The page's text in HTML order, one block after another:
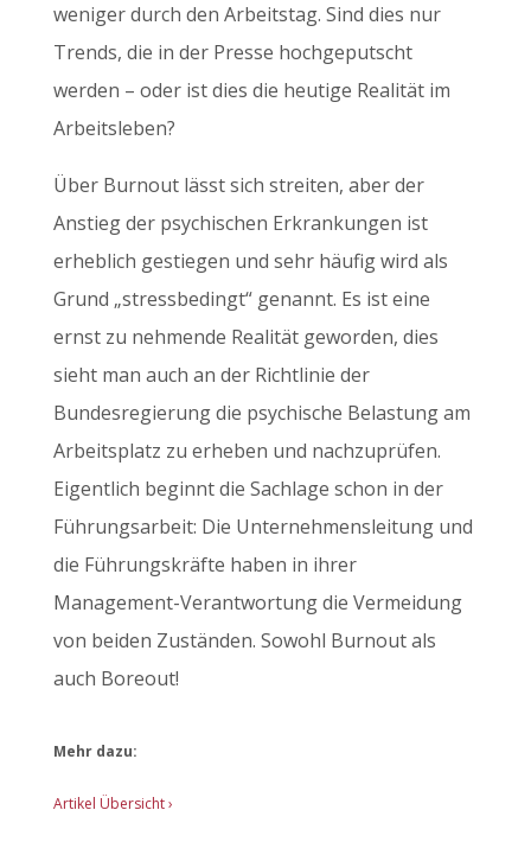
weniger durch den Arbeitstag. Sind dies nur
Trends, die in der Presse hochgeputscht
werden – oder ist dies die heutige Realität im
Arbeitsleben?
Über Burnout lässt sich streiten, aber der
Anstieg der psychischen Erkrankungen ist
erheblich gestiegen und sehr häufig wird als
Grund „stressbedingt“ genannt. Es ist eine
ernst zu nehmende Realität geworden, dies
sieht man auch an der Richtlinie der
Bundesregierung die psychische Belastung am
Arbeitsplatz zu erheben und nachzuprüfen.
Eigentlich beginnt die Sachlage schon in der
Führungsarbeit: Die Unternehmensleitung und
die Führungskräfte haben in ihrer
Management-Verantwortung die Vermeidung
von beiden Zuständen. Sowohl Burnout als
auch Boreout!
Mehr dazu:
Artikel Übersicht›